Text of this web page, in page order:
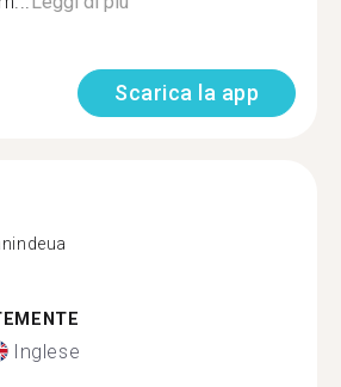
Scarica la app
Inglese